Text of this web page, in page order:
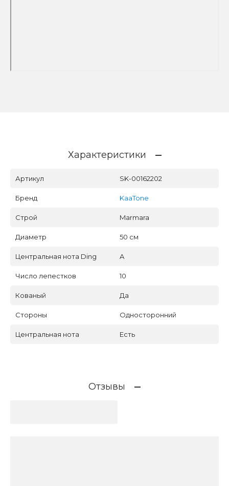
Характеристики
Артикул SK-00162202
Бренд KaaTone
Строй Marmara
Диаметр 50 см
Центральная нота Ding A
Число лепестков 10
Кованый Да
Стороны Односторонний
Центральная нота Есть
Отзывы